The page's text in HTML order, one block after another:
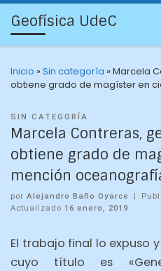
Geofísica UdeC
Inicio »Sin categoría »Marcela
obtiene grado de magíster en
SIN CATEGORÍA
Marcela Contreras,
obtiene grado de
mención
por Alejandro Baño Oyarce |
Actualizado 16 enero, 2019
El trabajo final lo expuso
cuyo título es